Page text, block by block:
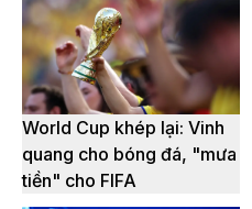
World Cup khép lại: Vinh
quang cho bóng đá, "mưa
tiền" cho FIFA